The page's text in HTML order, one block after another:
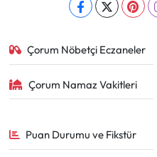
Çorum Nöbetçi Eczaneler
Çorum Namaz Vakitleri
Puan Durumu ve Fikstür